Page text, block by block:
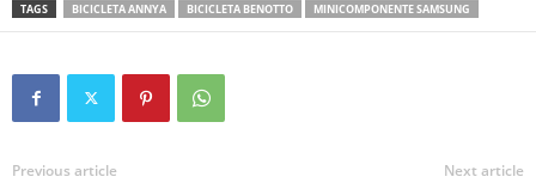
TAGS BICICLETA ANNYA BICICLETA BENOTTO MINICOMPONENTE SAMSUNG
Previous article Next article